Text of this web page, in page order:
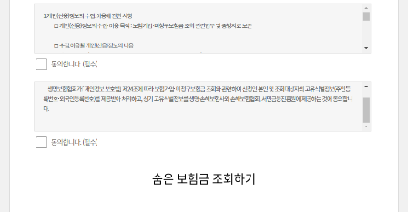
숨은 보험금 조회하기